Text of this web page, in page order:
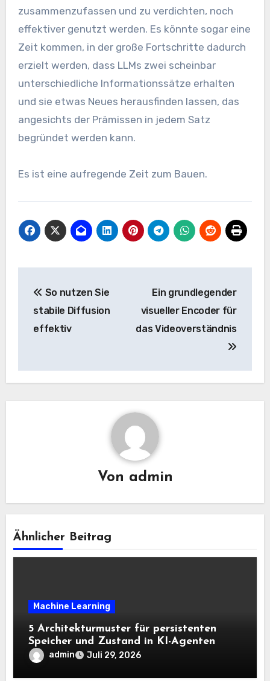
zusammenzufassen und zu verdichten, noch
effektiver genutzt werden. Es könnte sogar eine
Zeit kommen, in der große Fortschritte dadurch
erzielt werden, dass LLMs zwei scheinbar
unterschiedliche Informationssätze erhalten
und sie etwas Neues herausfinden lassen, das
angesichts der Prämissen in jedem Satz
begründet werden kann.
Es ist eine aufregende Zeit zum Bauen.
Navigation
So nutzen Sie
stabile Diffusion
effektiv
Ein grundlegender
visueller Encoder für
das Videoverständnis
Von admin
Ähnlicher Beitrag
Machine Learning
5 Architekturmuster für persistenten
Speicher und Zustand in KI-Agenten
admin Juli 29, 2026